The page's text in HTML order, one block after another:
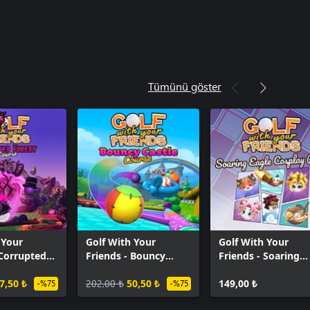
Tümünü göster
₺ -%75
Golf With Your
Friends - Bouncy
202,00 ₺ 50,50 ₺ -%75
Golf With Your
Friends - Soaring
149,00 ₺